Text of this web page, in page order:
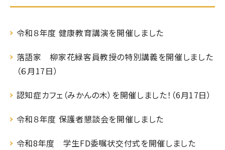
令和８年度 健康教育講演を開催しました
落語家 柳家花緑客員教授の特別講義を開催しました
（６月17日）
認知症カフェ（みかんの木）を開催しました！（6月17日）
令和８年度 保護者懇談会を開催しました
令和8年度 学生FD委嘱状交付式を開催しました